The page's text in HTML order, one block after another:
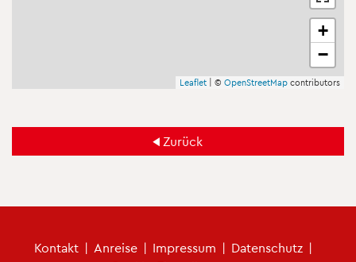
+
−
Leaf­let | © Open­Street­Map con­tri­bu­tors
Zu­rück
Kon­takt | An­rei­se | Im­pres­sum | Da­ten­schutz |